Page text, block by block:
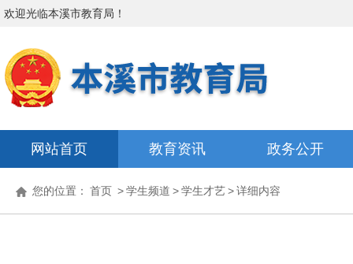
欢迎光临本溪市教育局 ！
网站首页 教育资讯 政务公开
您的位置： 首页 >学生频道 >学生才艺>详细内容